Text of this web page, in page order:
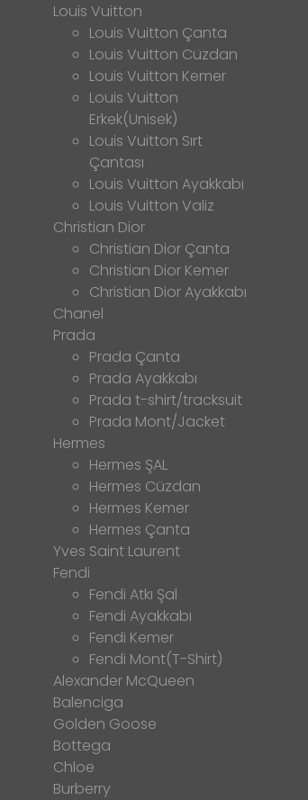
Louis Vuitton
Louis Vuitton Çanta
Louis Vuitton Cüzdan
Louis Vuitton Kemer
Louis Vuitton
Erkek(Unisek)
Louis Vuitton Sırt
Çantası
Louis Vuitton Ayakkabı
Louis Vuitton Valiz
Christian Dior
Christian Dior Çanta
Christian Dior Kemer
Christian Dior Ayakkabı
Chanel
Prada
Prada Çanta
Prada Ayakkabı
Prada t-shirt/tracksuit
Prada Mont/Jacket
Hermes
Hermes ŞAL
Hermes Cüzdan
Hermes Kemer
Hermes Çanta
Yves Saint Laurent
Fendi
Fendi Atkı Şal
Fendi Ayakkabı
Fendi Kemer
Fendi Mont(T-Shirt)
Alexander McQueen
Balenciga
Golden Goose
Bottega
Chloe
Burberry